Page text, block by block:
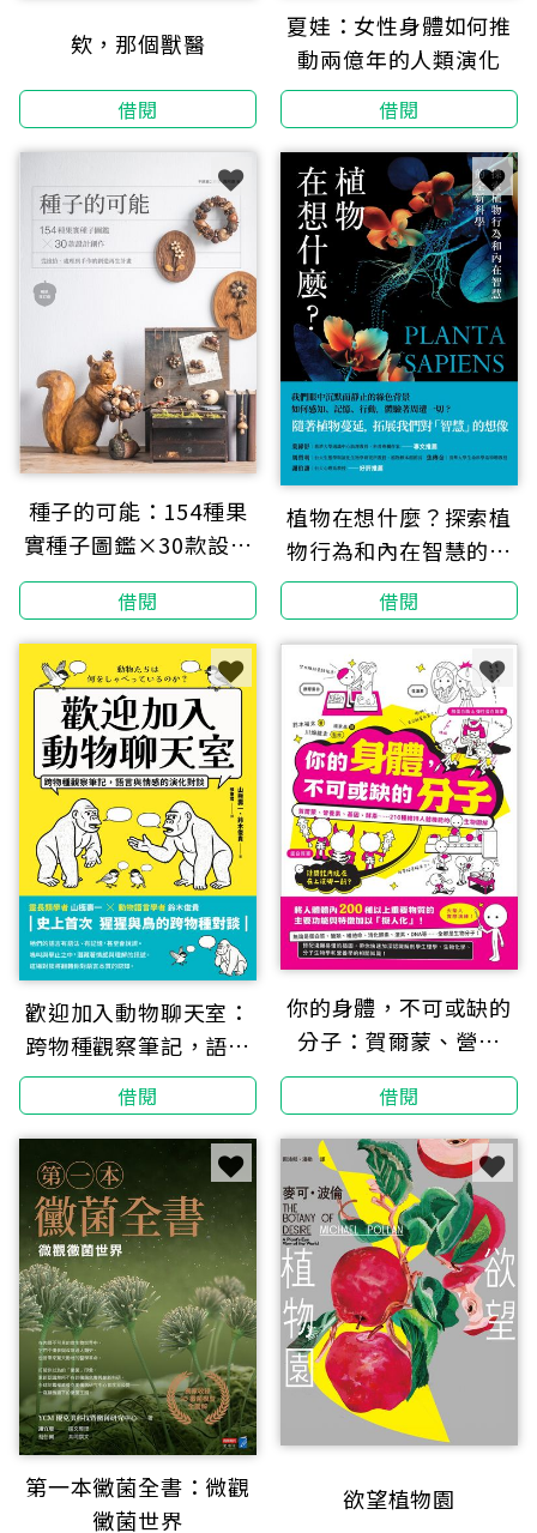
欸，那個獸醫
借閱
夏娃：女性身體如何推
動兩億年的人類演化
借閱
種子的可能：154種果
實種子圖鑑×30款設計
創作，從撿拾、處理到
手作的創造再生計畫
（暢銷增訂版）
借閱
植物在想什麼？探索植
物行為和內在智慧的全
新科學
借閱
歡迎加入動物聊天室：
跨物種觀察筆記，語言
與情感的演化對談
借閱
你的身體，不可或缺的
分子：賀爾蒙、營養
素、基因、酵素......210
種維持人體機能的生物
圖解
借閱
第一本黴菌全書：微觀
黴菌世界
欲望植物園